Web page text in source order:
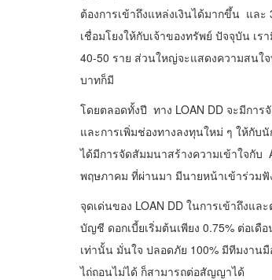
ต้องการเข้าถึงแหล่งเงินได้มากขึ้น และ
เชื่อมโยงให้กับเจ้าของทรัพย์ ปัจจุบัน เ
40-50 ราย ส่วนใหญ่จะแสดงความสนใ
บาทก็มี
โดยตลอดทั้งปี ทาง LOAN DD จะมีกา
และการเพิ่มช่องทางลงทุนใหม่ ๆ ให้กั
ได้มีการจัดสัมมนาสร้างความเข้าใจกับ
พฤษภาคม ที่ผ่านมา มีนายหน้าเข้าร่วมฟั
จุดเด่นของ LOAN DD ในการเข้าถึงแ
บัญชี ดอกเบี้ยเริ่มต้นเพียง 0.75% ต่อเ
เท่านั้น มั่นใจ ปลอดภัย 100% มีทีมงา
ไถ่ถอนไม่ได้ ก็สามารถต่อสัญญาได้